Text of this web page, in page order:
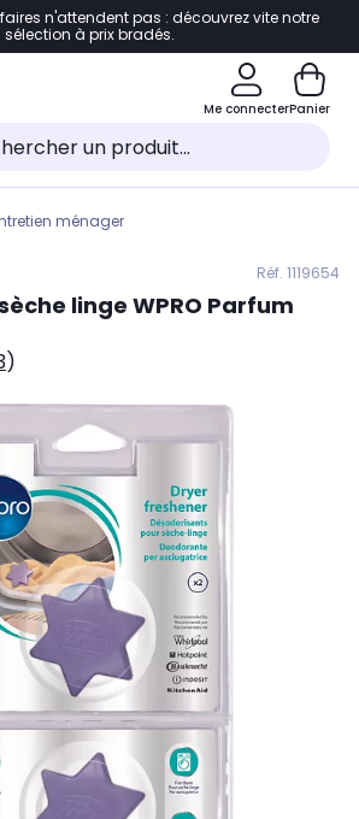
à la navigation
au pied de page
au chatbot
n'attendent pas : découvrez vite notre
sélection à prix bradés.
Me connecterPanier
ménager
Réf. 1119654
linge WPRO Parfum
)